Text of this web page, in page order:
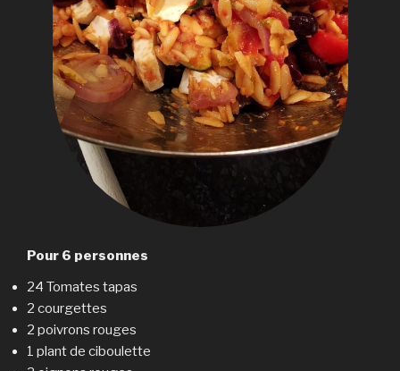
Pour 6 personnes
24 Tomates tapas
2 courgettes
2 poivrons rouges
1 plant de ciboulette